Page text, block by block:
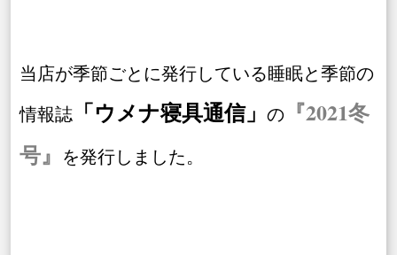
当店が季節ごとに発行している睡眠と季節の
情報誌 「ウメナ寝具通信」 の 『2021冬
号』 を発行しました。